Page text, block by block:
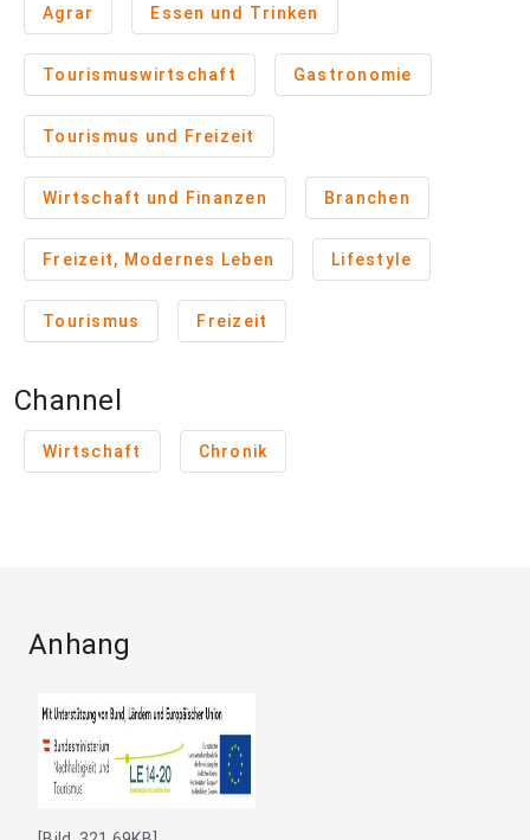
Agrar Essen und Trinken
Tourismuswirtschaft Gastronomie
Tourismus und Freizeit
Wirtschaft und Finanzen Branchen
Freizeit, Modernes Leben Lifestyle
Tourismus Freizeit
Channel
Wirtschaft Chronik
Anhang